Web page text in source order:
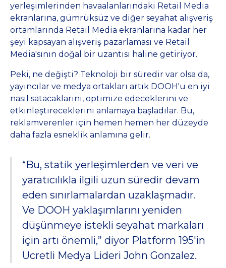
yerleşimlerinden havaalanlarındaki Retail Media
ekranlarına, gümrüksüz ve diğer seyahat alışveriş
ortamlarında Retail Media ekranlarına kadar her
şeyi kapsayan alışveriş pazarlaması ve Retail
Media'sının doğal bir uzantısı haline getiriyor.
Peki, ne değişti? Teknoloji bir süredir var olsa da,
yayıncılar ve medya ortakları artık DOOH'u en iyi
nasıl satacaklarını, optimize edeceklerini ve
etkinleştireceklerini anlamaya başladılar. Bu,
reklamverenler için hemen hemen her düzeyde
daha fazla esneklik anlamına gelir.
“Bu, statik yerleşimlerden ve veri ve
yaratıcılıkla ilgili uzun süredir devam
eden sınırlamalardan uzaklaşmadır.
Ve DOOH yaklaşımlarını yeniden
düşünmeye istekli seyahat markaları
için artı önemli,” diyor Platform 195'in
Ücretli Medya Lideri John Gonzalez.